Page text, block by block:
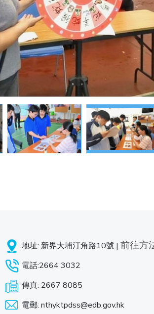
地址: 新界大埔汀角路10號 | 前往方
電話:2664 3032
傳真: 2667 8085
電郵: nthyktpdss@edb.gov.hk